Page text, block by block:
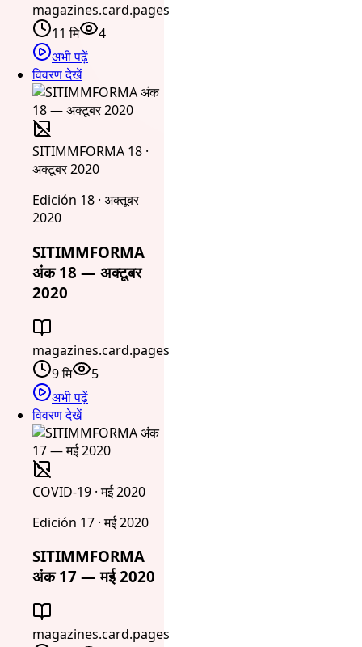
magazines.card.pages
11 मि
4
अभी पढ़ें
विवरण देखें
SITIMMFORMA 18 ·
अक्टूबर 2020
Edición 18 · अक्तूबर
2020
SITIMMFORMA
अंक 18 — अक्टूबर
2020
magazines.card.pages
9 मि
5
अभी पढ़ें
विवरण देखें
COVID-19 · मई 2020
Edición 17 · मई 2020
SITIMMFORMA
अंक 17 — मई 2020
magazines.card.pages